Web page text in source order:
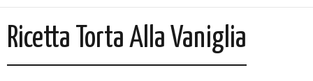
Ricetta Torta Alla Vaniglia